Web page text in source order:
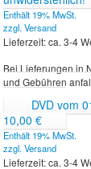
Enthält 19% MwSt.
zzgl. Versand
Lieferzeit: ca. 3-4
Bei Lieferungen in
und Gebühren
DVD vom
10,00 €
Enthält 19% MwSt.
zzgl. Versand
Lieferzeit: ca. 3-4